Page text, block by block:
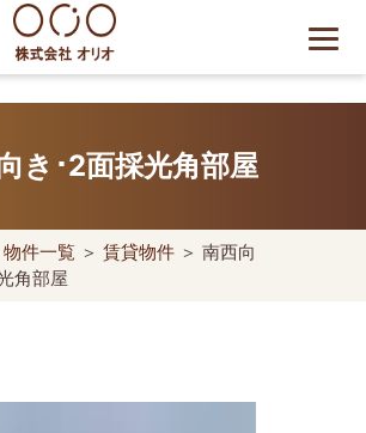
世田谷区の相続・空き家・借
却・買取は株式会社Orio
き･2面採光角部屋
物件一覧 ＞ 賃貸物件 ＞ 南西向
角部屋